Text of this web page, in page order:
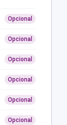
Opcional
Opcional
Opcional
Opcional
Opcional
Opcional